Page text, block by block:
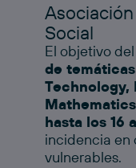
Social
El objetivo
de
Technology,
hasta los 16
incidencia en
vulnerables.​